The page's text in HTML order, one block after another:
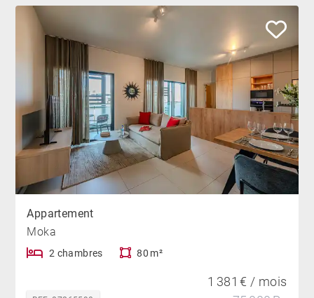
Appartement
Moka
2 chambres 80 m²
1 381 € / mois